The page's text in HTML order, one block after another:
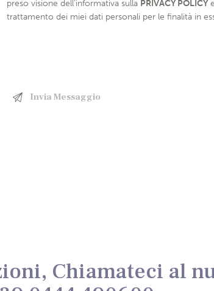
preso visione dell’informativa sulla PRIVACY POLICY
trattamento dei miei dati personali per le finalità in
Chiamateci al